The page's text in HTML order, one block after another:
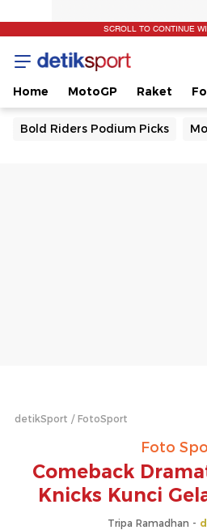
SCROLL TO CONTINUE
Home MotoGP Raket
Bold Riders Podium Picks
detikSport FotoSport
Foto
Comeback
Knicks Kunci
Tripa Ramadhan -